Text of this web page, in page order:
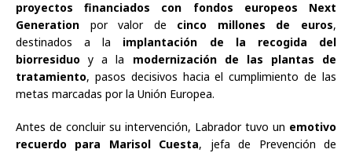
proyectos financiados con fondos europeos Next
Generation por valor de cinco millones de euros,
destinados a la implantación de la recogida del
biorresiduo y a la modernización de las plantas de
tratamiento, pasos decisivos hacia el cumplimiento de las
metas marcadas por la Unión Europea.
Antes de concluir su intervención, Labrador tuvo un emotivo
recuerdo para Marisol Cuesta, jefa de Prevención de